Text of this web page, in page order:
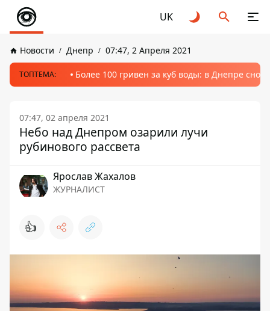
UK
Новости Днепр 07:47, 2 Апреля 2021
ТОПТЕМА: Более 100 гривен за куб воды: в Днепре
07:47, 02 апреля 2021
Небо над Днепром озарили лучи
рубинового рассвета
Ярослав Жахалов
ЖУРНАЛИСТ
👍